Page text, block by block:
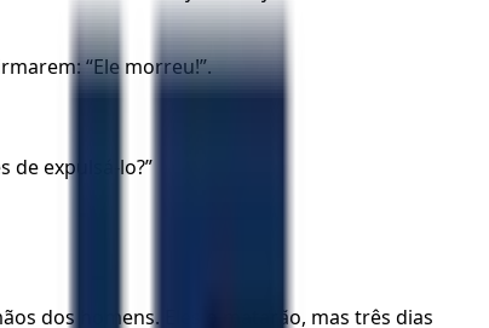
“Ele morreu!”.
de expulsá-lo?”
dos homens. Eles o matarão, mas três dias